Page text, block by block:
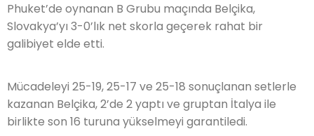
Phuket’de oynanan B Grubu maçında Belçika,
Slovakya’yı 3-0’lık net skorla geçerek rahat bir
galibiyet elde etti.
Mücadeleyi 25-19, 25-17 ve 25-18 sonuçlanan setlerle
kazanan Belçika, 2’de 2 yaptı ve gruptan İtalya ile
birlikte son 16 turuna yükselmeyi garantiledi.